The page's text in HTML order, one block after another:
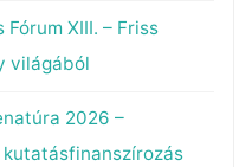
XIII. – Friss
világából
2026 –